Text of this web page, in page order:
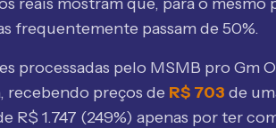
frequentemente passam de 50%.
processadas pelo MSMB pro Gm
recebendo preços de R$ 703 de
R$ 1.747 (249%) apenas por ter